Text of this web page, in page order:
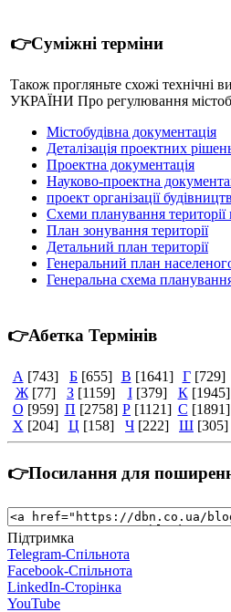
👉Суміжні терміни
Також прогляньте схожі технічні
УКРАЇНИ Про регулювання
Містобудівна документація
Деталізація проектних
Проектна документація
Науково-проектна
проект організації
Cхеми планування території
План зонування території
Детальний план території
Генеральний план
Генеральна схема
👉Абетка Термінів
А [743] Б [655] В [1641] Г [729]
Ж [77] З [1159] І [379] К [1945]
О [959] П [2758] Р [1121] С [1891]
Х [204] Ц [158] Ч [222] Ш [305]
👉Посилання для
Підтримка
Telegram-Спільнота
Facebook-Спільнота
LinkedIn-Сторінка
YouTube